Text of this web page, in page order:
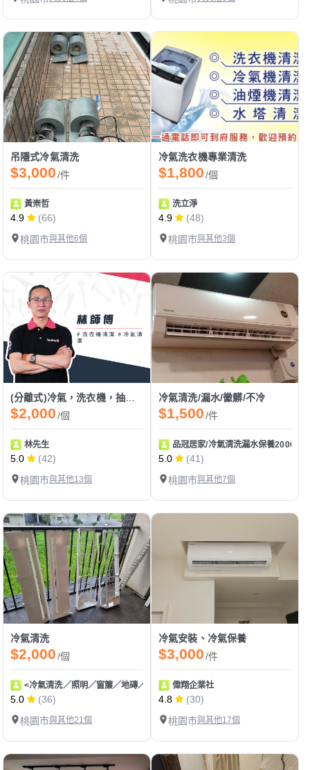
吊隱式冷氣清洗
$3,000/件
黃崇哲
4.9
(66)
桃園市與其他6個
冷氣洗衣機專業清洗
$1,800/個
洗立淨
4.9
(48)
桃園市與其他3個
(分離式)冷氣，洗衣機，抽油煙機，清潔
$2,000/個
林先生
5.0
(42)
桃園市與其他13個
冷氣清洗/漏水/黴髒/不冷
$1,500/件
品冠居家/冷氣清洗漏水保養2000起
5.0
(41)
桃園市與其他7個
冷氣清洗
$2,000/個
<冷氣清洗／照明／窗簾／地磚／壁紙>
5.0
(36)
桃園市與其他21個
冷氣安裝、冷氣保養
$3,000/件
偉翔企業社
4.8
(30)
桃園市與其他17個